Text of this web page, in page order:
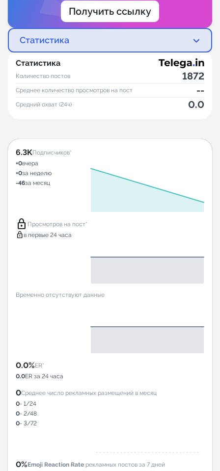
Получить ссылку
Статистика
Статистика
Количество постов 1872
Среднее количество просмотров на пост --
Средний охват (24ч) 0.0
6.3KПодписчиков*
+0вчера
+0за неделю
-46за месяц
lock Просмотров на пост*
lock в первые 24 часа
Временно отсутствуют данные
0.0%ER*
0.0ER за 24 часа
0Среднее число рекламных размещений в месяц
0- 1/24
0- 2/48
0- 3/72
0%Emoji Reaction Rate рекламных постов за 7 дней